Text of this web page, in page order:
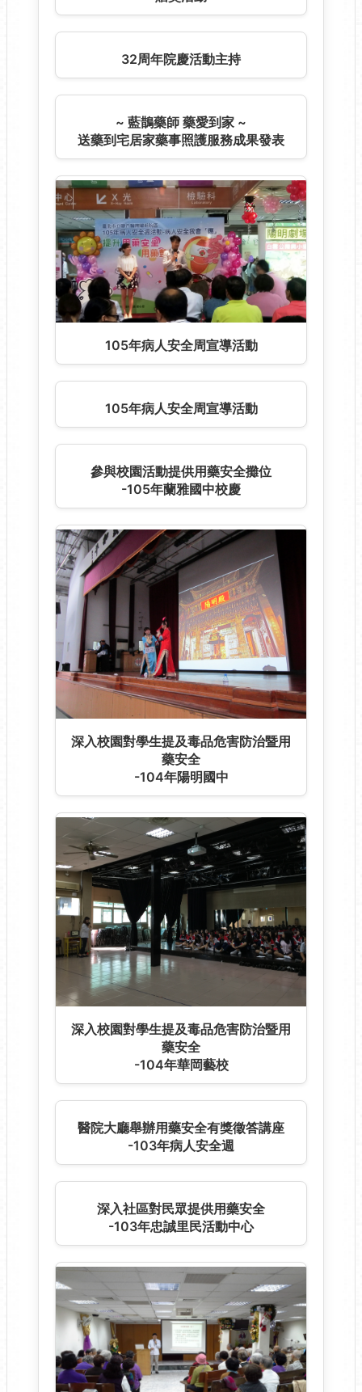
109年實習生特色院區長照教學
109年天母三玉宮衛教
108年-「萱草心、陽明情」34週年院
慶暨國際護師節、母親節活動
107年病人安全周宣導活動
1070526「用藥憑處方 人生好健康」
園遊會
32周年院慶-用藥安全講座行動劇-闖關
贈獎活動
32周年院慶活動主持
~ 藍鵲藥師 藥愛到家 ~
送藥到宅居家藥事照護服務成果發表
105年病人安全周宣導活動
105年病人安全周宣導活動
參與校園活動提供用藥安全攤位
-105年蘭雅國中校慶